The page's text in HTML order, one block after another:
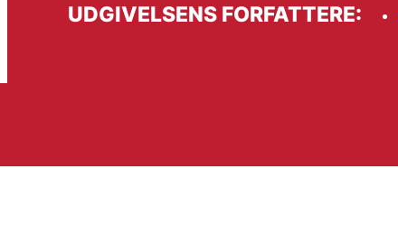
UDGIVELSENS FORFATTERE: